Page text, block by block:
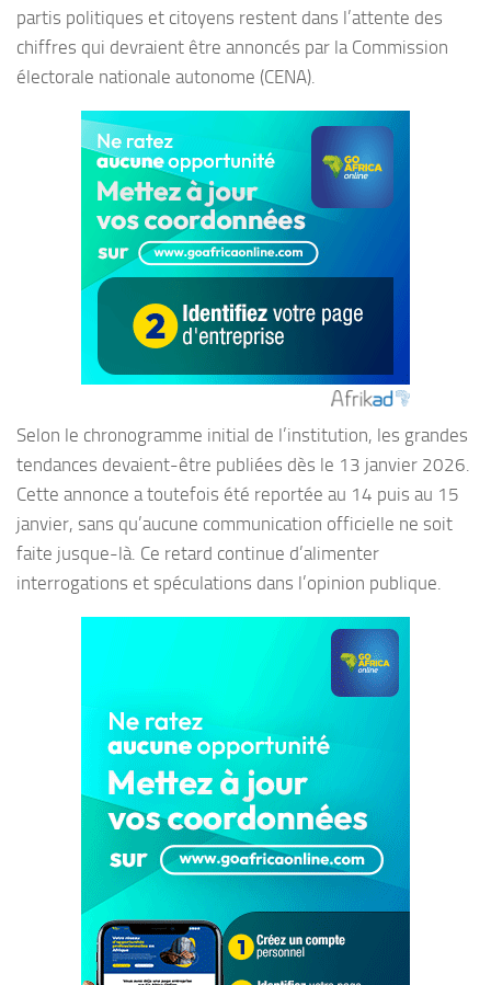
partis politiques et citoyens restent dans l’attente des
chiffres qui devraient être annoncés par la Commission
électorale nationale autonome (CENA).
Selon le chronogramme initial de l’institution, les grandes
tendances devaient-être publiées dès le 13 janvier 2026.
Cette annonce a toutefois été reportée au 14 puis au 15
janvier, sans qu’aucune communication officielle ne soit
faite jusque-là. Ce retard continue d’alimenter
interrogations et spéculations dans l’opinion publique.